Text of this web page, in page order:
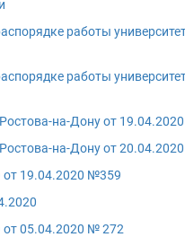
работы
работы
на-Дону от
на-Дону от
от 19.04.2020 №359
от 05.04.2020 № 272